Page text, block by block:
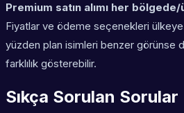
Premium satın alımı her bölgede/
Fiyatlar ve ödeme seçenekleri
yüzden plan isimleri benzer görünse
farklılık gösterebilir.
Sıkça Sorulan Sorular